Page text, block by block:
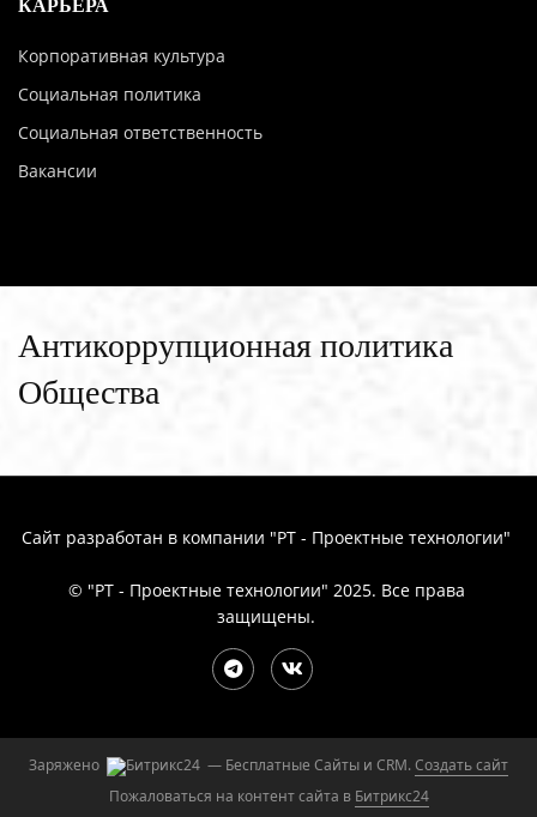
КАРЬЕРА
Корпоративная культура
Социальная политика
Социальная ответственность
Вакансии
Антикоррупционная политика
Общества
Сайт разработан в компании "РТ - Проектные технологии"
© "РТ - Проектные технологии" 2025. Все права
защищены.
Заряжено — Бесплатные Сайты и CRM.Создать сайт
Пожаловаться на контент cайта в Битрикс24